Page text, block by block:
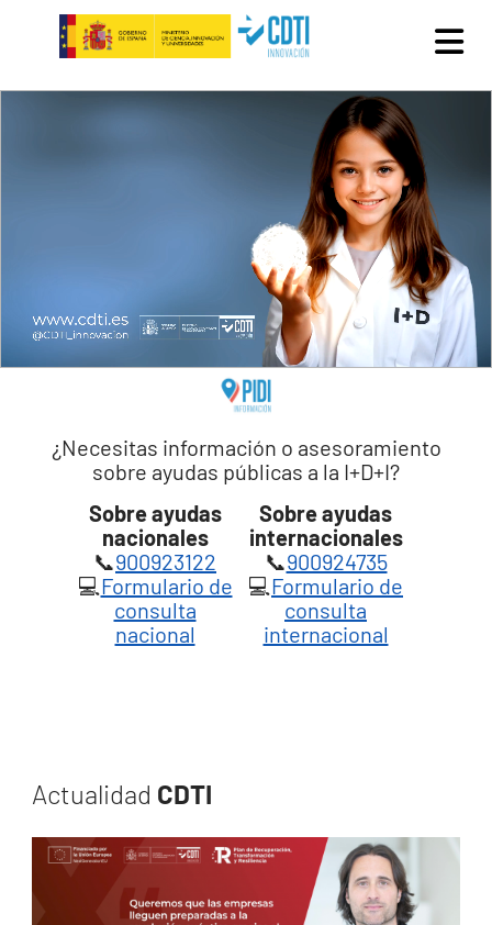
Pasar al contenido principal
¿Necesitas información o asesoramiento
sobre ayudas públicas a la I+D+I?
Sobre ayudas
nacionales
Sobre ayudas
internacionales
📞900923122 📞900924735
💻Formulario de
consulta
nacional
💻Formulario de
consulta
internacional
Actualidad CDTI